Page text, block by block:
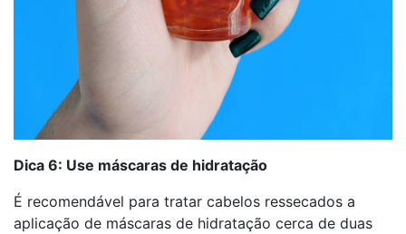
Dica 6: Use máscaras de hidratação
É recomendável para tratar cabelos ressecados a
aplicação de máscaras de hidratação cerca de duas